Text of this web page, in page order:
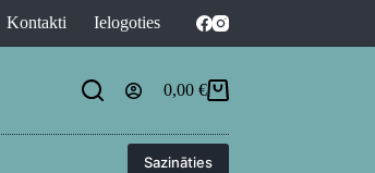
Kontakti Ielogoties
Shopping
0,00 €
Sazināties